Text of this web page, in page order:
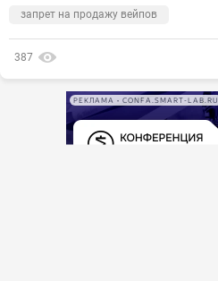
запрет на продажу вейпов
387
РЕКЛАМА • CONFA.SMART-LAB.RU